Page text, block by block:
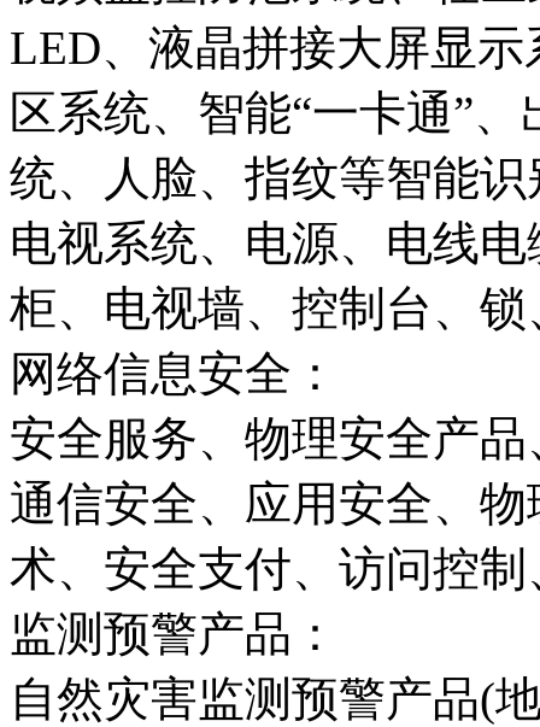
LED、液晶拼接大屏显
区系统、智能“一卡通”
统、人脸、指纹等智能
电视系统、电源、电线
柜、电视墙、控制台、
网络信息安全：
安全服务、物理安全产
通信安全、应用安全、
术、安全支付、访问控
监测预警产品：
自然灾害监测预警产品(